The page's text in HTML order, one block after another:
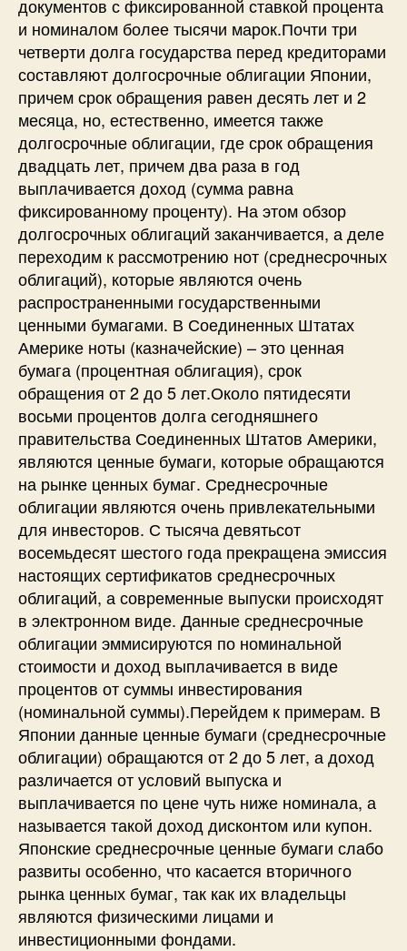
документов с фиксированной ставкой процента
и номиналом более тысячи марок.Почти три
четверти долга государства перед кредиторами
составляют долгосрочные облигации Японии,
причем срок обращения равен десять лет и 2
месяца, но, естественно, имеется также
долгосрочные облигации, где срок обращения
двадцать лет, причем два раза в год
выплачивается доход (сумма равна
фиксированному проценту). На этом обзор
долгосрочных облигаций заканчивается, а деле
переходим к рассмотрению нот (среднесрочных
облигаций), которые являются очень
распространенными государственными
ценными бумагами. В Соединенных Штатах
Америке ноты (казначейские) – это ценная
бумага (процентная облигация), срок
обращения от 2 до 5 лет.Около пятидесяти
восьми процентов долга сегодняшнего
правительства Соединенных Штатов Америки,
являются ценные бумаги, которые обращаются
на рынке ценных бумаг. Среднесрочные
облигации являются очень привлекательными
для инвесторов. С тысяча девятьсот
восемьдесят шестого года прекращена эмиссия
настоящих сертификатов среднесрочных
облигаций, а современные выпуски происходят
в электронном виде. Данные среднесрочные
облигации эммисируются по номинальной
стоимости и доход выплачивается в виде
процентов от суммы инвестирования
(номинальной суммы).Перейдем к примерам. В
Японии данные ценные бумаги (среднесрочные
облигации) обращаются от 2 до 5 лет, а доход
различается от условий выпуска и
выплачивается по цене чуть ниже номинала, а
называется такой доход дисконтом или купон.
Японские среднесрочные ценные бумаги слабо
развиты особенно, что касается вторичного
рынка ценных бумаг, так как их владельцы
являются физическими лицами и
инвестиционными фондами.